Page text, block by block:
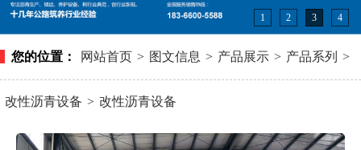
1 2 3 4
您的位置： 网站首页 > 图文信息 > 产品展示 > 产品系列 >
改性沥青设备 > 改性沥青设备